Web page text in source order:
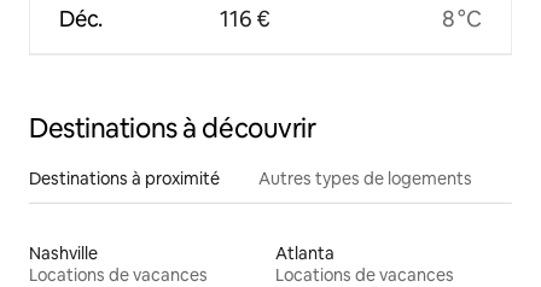
Déc. 116 € 8 °C
Destinations à découvrir
Destinations à proximité Autres types de logements
Nashville
Locations de vacances
Atlanta
Locations de vacances